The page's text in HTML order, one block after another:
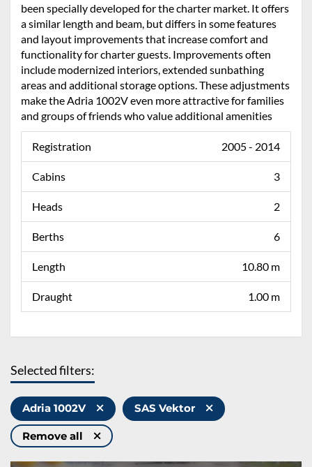
been specially developed for the charter market. It offers
a similar length and beam, but differs in some features
and layout improvements that increase comfort and
functionality for charter guests. Improvements often
include modernized interiors, extended sunbathing
areas and additional storage options. These adjustments
make the Adria 1002V even more attractive for families
and groups of friends who value additional amenities
Registration 2005 - 2014
Cabins 3
Heads 2
Berths 6
Length 10.80 m
Draught 1.00 m
Selected filters:
Adria 1002V SAS Vektor
Remove all